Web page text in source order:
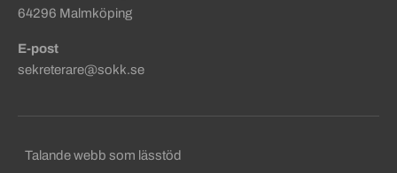
64296 Malmköping
E-post
sekreterare@sokk.se
Sekundära sidfotslänkar
Talande webb som lässtöd